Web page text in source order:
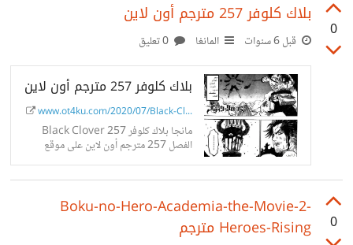
0
بلاك كلوفر 257 مترجم أون لاين
قبل 6 سنوات المانغا
بلاك كلوفر 257 مترجم أون لاين
www.ot4ku.com/2020/07/Black-Cl...
مانجا بلاك كلوفر 257 Black Clover
الفصل 257 مترجم أون لاين على موقع
0
Boku-no-Hero-Academia-the-Movie-2-
Heroes-Rising مترجم